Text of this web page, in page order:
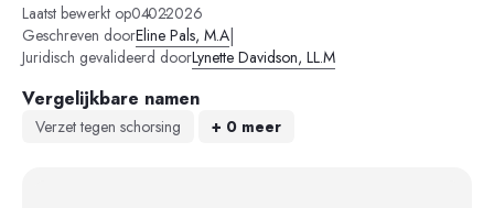
Laatst bewerkt op04-02-2026
Geschreven doorEline Pals, M.A|
Juridisch gevalideerd doorLynette Davidson, LL.M
Vergelijkbare namen
Verzet tegen schorsing + 0 meer